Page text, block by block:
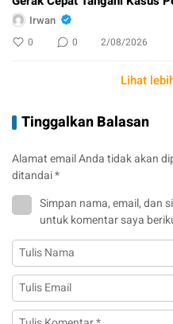
Irwan
0 0 2/08/2026
Lihat
Tinggalkan Balasan
Alamat email Anda tidak akan
ditandai*
Simpan nama, email, dan
untuk komentar saya